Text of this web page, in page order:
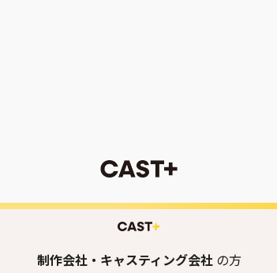
制作会社・キャスティング会社の方